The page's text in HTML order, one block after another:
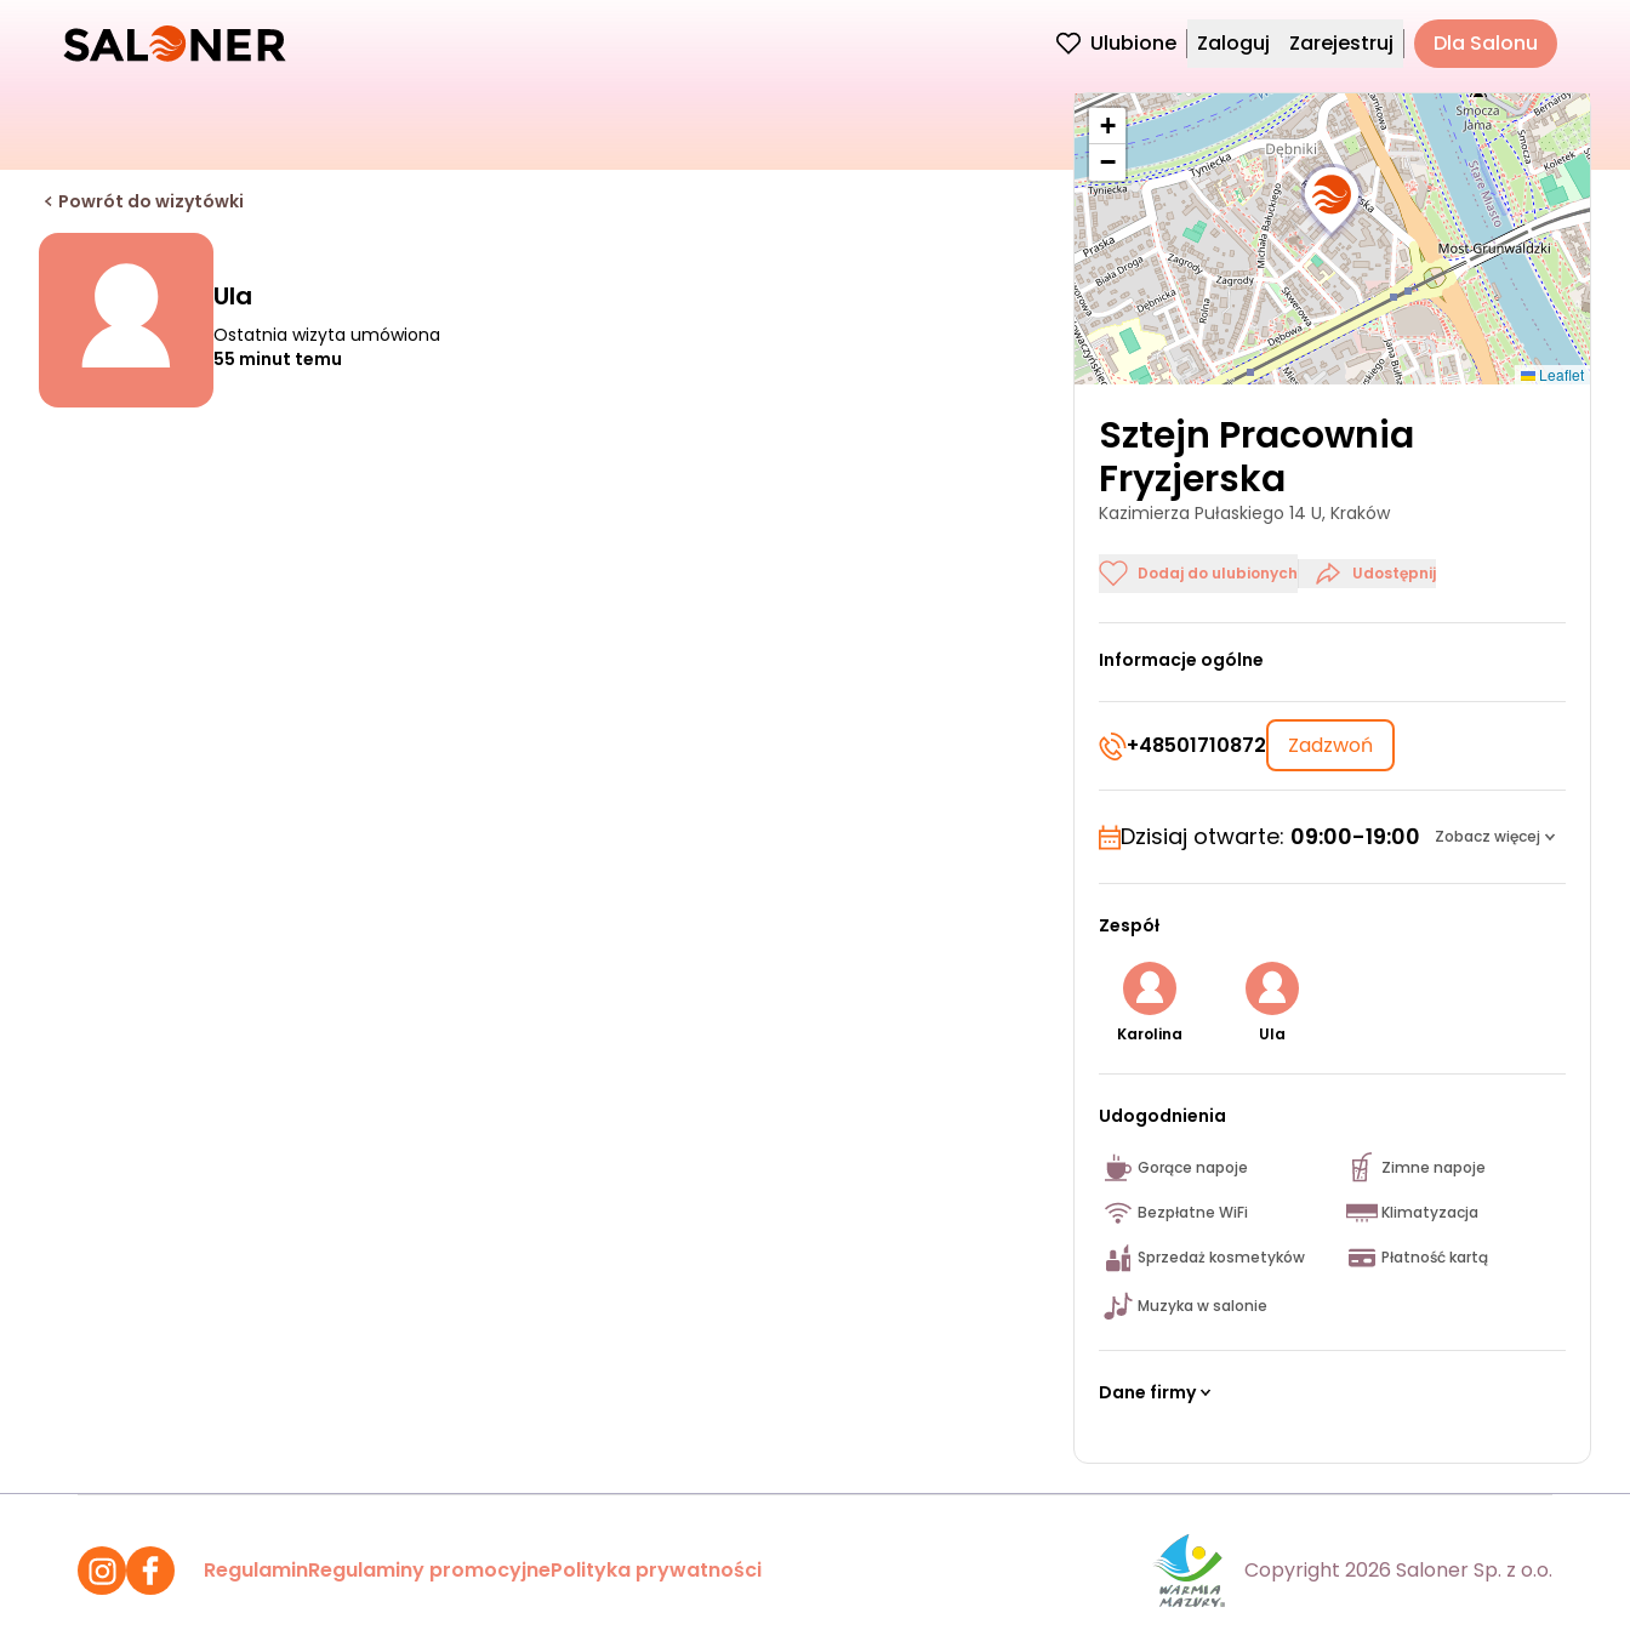
Ulubione Zaloguj Zarejestruj Dla Salonu
Powrót do wizytówki
Ula
Ostatnia wizyta umówiona
55 minut temu
+
−
Leaflet
Sztejn Pracownia
Fryzjerska
Kazimierza Pułaskiego 14 U, Kraków
Dodaj do ulubionych Udostępnij
Informacje ogólne
+48501710872 Zadzwoń
Dzisiaj otwarte: 09:00-19:00 Zobacz więcej
Zespół
Karolina Ula
Udogodnienia
Gorące napoje Zimne napoje
Bezpłatne WiFi Klimatyzacja
Sprzedaż kosmetyków Płatność kartą
Muzyka w salonie
Dane firmy
RegulaminRegulaminy promocyjnePolityka prywatności Copyright 2026 Saloner Sp. z o.o.